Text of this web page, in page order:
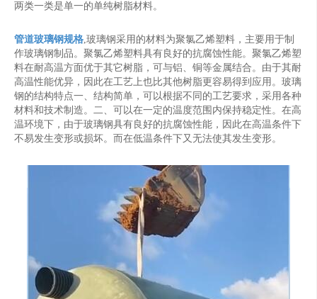
两类一类是单一的单纯树脂材料。
管道玻璃钢规格,玻璃钢采用的材料为聚氯乙烯塑料，主要用于制
作玻璃钢制品。聚氯乙烯塑料具有良好的抗腐蚀性能。聚氯乙烯塑
料在耐高温方面优于其它树脂，可与铝、铜等金属结合。由于其耐
高温性能优异，因此在工艺上也比其他树脂更容易得到应用。玻璃
钢的结构特点一、结构简单，可以根据不同的工艺要求，采用各种
材料和技术制造。二、可以在一定的温度范围内保持稳定性。在高
温环境下，由于玻璃钢具有良好的抗腐蚀性能，因此在高温条件下
不易发生变形或损坏。而在低温条件下又无法使其发生变形。